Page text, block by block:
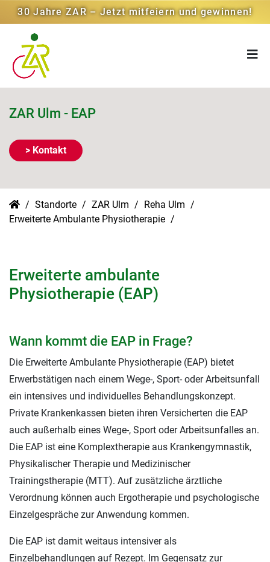
30 Jahre ZAR – Jetzt mitfeiern und gewinnen!
ZAR Ulm - EAP
> Kontakt
Standorte ZAR Ulm
Reha Ulm
Erweiterte Ambulante Physiotherapie
Erweiterte ambulante
Physiotherapie (EAP)
Wann kommt die EAP in Frage?
Die Erweiterte Ambulante Physiotherapie (EAP) bietet
Erwerbstätigen nach einem Wege-, Sport- oder Arbeitsunfall
ein intensives und individuelles Behandlungskonzept.
Private Krankenkassen bieten ihren Versicherten die EAP
auch außerhalb eines Wege-, Sport oder Arbeitsunfalles an.
Die EAP ist eine Komplextherapie aus Krankengymnastik,
Physikalischer Therapie und Medizinischer
Trainingstherapie (MTT). Auf zusätzliche ärztliche
Verordnung können auch Ergotherapie und psychologische
Einzelgespräche zur Anwendung kommen.
Die EAP ist damit weitaus intensiver als
Einzelbehandlungen auf Rezept. Im Gegensatz zur